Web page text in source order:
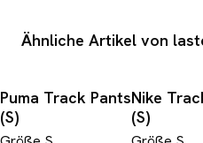
Ähnliche Artikel von
Puma Track Pants
(S)
Nike
(S)